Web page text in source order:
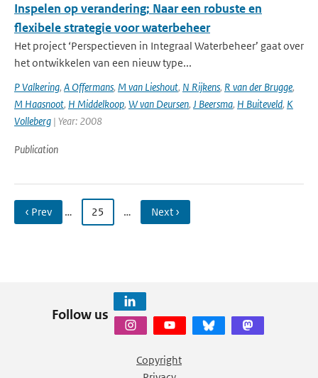
Inspelen op verandering; Naar een robuste en
flexibele strategie voor waterbeheer
Het project ‘Perspectieven in Integraal Waterbeheer’ gaat over
het ontwikkelen van een nieuw type...
P Valkering, A Offermans, M van Lieshout, N Rijkens, R van der Brugge,
M Haasnoot, H Middelkoop, W van Deursen, J Beersma, H Buiteveld, K
Volleberg | Year: 2008
Publication
‹ Prev … 25 … Next ›
Follow us
Copyright